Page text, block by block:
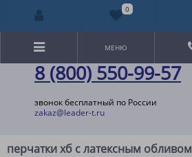
8 (800) 550-99-57
звонок бесплатный по России
zakaz@leader-t.ru
МЕНЮ
перчатки хб с латексным обливом
0